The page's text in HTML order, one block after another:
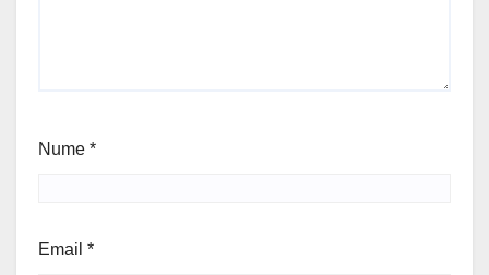
Nume *
Email *